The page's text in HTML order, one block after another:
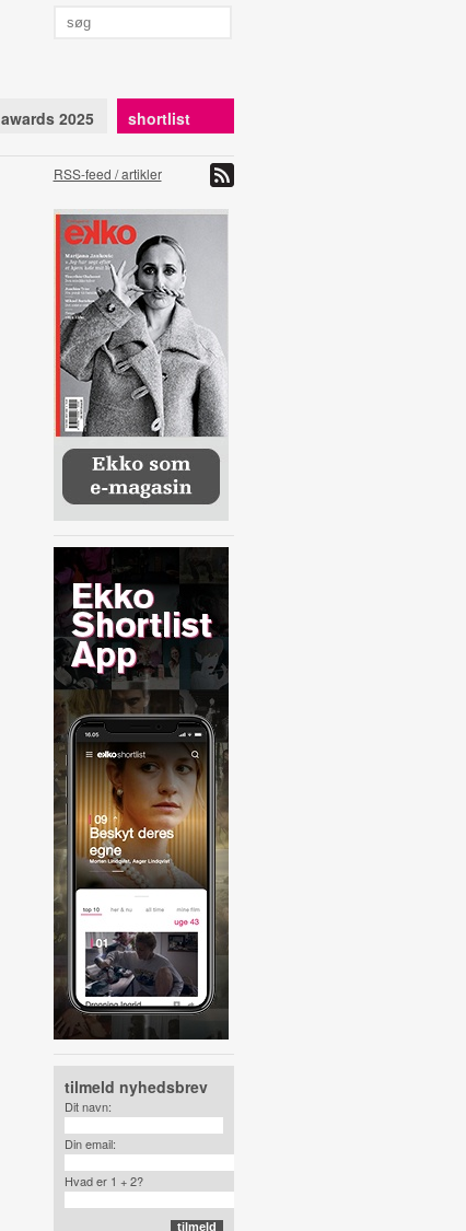
awards 2025 shortlist
RSS-feed / artikler
tilmeld nyhedsbrev
Dit navn:
Din email:
Hvad er 1 + 2?